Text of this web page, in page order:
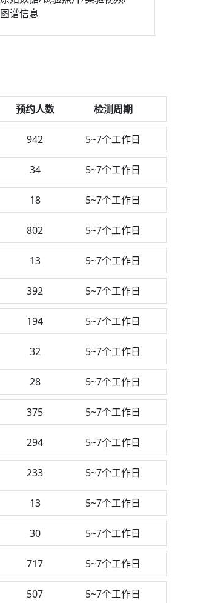
图谱信息
预约人数 检测周期
942 5~7个工作日
34 5~7个工作日
18 5~7个工作日
802 5~7个工作日
13 5~7个工作日
392 5~7个工作日
194 5~7个工作日
32 5~7个工作日
28 5~7个工作日
375 5~7个工作日
294 5~7个工作日
233 5~7个工作日
13 5~7个工作日
30 5~7个工作日
717 5~7个工作日
507 5~7个工作日